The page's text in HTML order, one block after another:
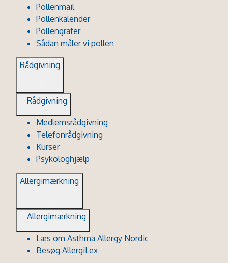
Pollenmail
Pollenkalender
Pollengrafer
Sådan måler vi pollen
Rådgivning
Rådgivning
Medlemsrådgivning
Telefonrådgivning
Kurser
Psykologhjælp
Allergimærkning
Allergimærkning
Læs om Asthma Allergy Nordic
Besøg AllergiLex